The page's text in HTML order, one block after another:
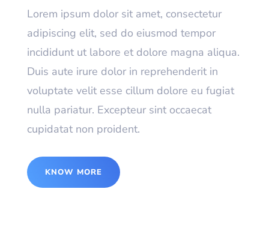
Lorem ipsum dolor sit amet, consectetur
adipiscing elit, sed do eiusmod tempor
incididunt ut labore et dolore magna aliqua.
Duis aute irure dolor in reprehenderit in
voluptate velit esse cillum dolore eu fugiat
nulla pariatur. Excepteur sint occaecat
cupidatat non proident.
KNOW MORE